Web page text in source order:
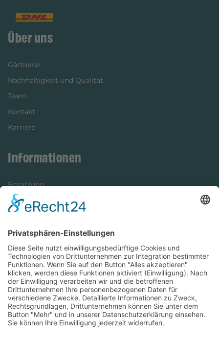
Über uns
Gärtnerei
Nachhaltigkeit und Qualität
Team
Kontakt
Karriere
Informationen
Bezahlung
Newsletter
Versandinformationen
Verfügbarkeit/Verträglichkeit
Rechtliches
Widerrufsrecht und Widerrufsformular
Impressum
Datenschutzerklärung